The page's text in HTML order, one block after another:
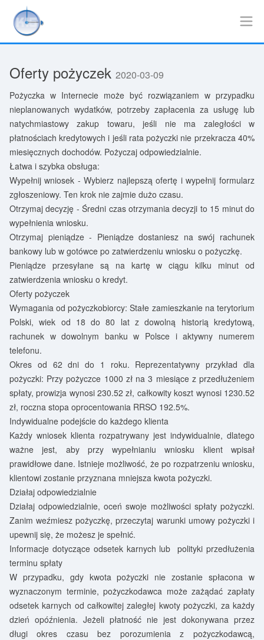
Oferty pożyczek 2020-03-09
Pożyczka w Internecie może być rozwiązaniem w przypadku
nieplanowanych wydatków, potrzeby zapłacenia za usługę lub
natychmiastowy zakup towaru, jeśli nie ma zaległości w
płatnościach kredytowych i jeśli rata pożyczki nie przekracza 40%
miesięcznych dochodów. Pożyczaj odpowiedzialnie.
Łatwa i szybka obsługa:
Wypełnij wniosek - Wybierz najlepszą ofertę i wypełnij formularz
zgłoszeniowy. Ten krok nie zajmie dużo czasu.
Otrzymaj decyzję - Średni czas otrzymania decyzji to 15 minut do
wypełnienia wniosku.
Otrzymaj pieniądze - Pieniądze dostaniesz na swój rachunek
bankowy lub w gotówce po zatwierdzeniu wniosku o pożyczkę.
Pieniądze przesyłane są na kartę w ciągu kilku minut od
zatwierdzenia wniosku o kredyt.
Oferty pożyczek
Wymagania od pożyczkobiorcy: Stałe zamieszkanie na terytorium
Polski, wiek od 18 do 80 lat z dowolną historią kredytową,
rachunek w dowolnym banku w Polsce i aktywny numerem
telefonu.
Okres od 62 dni do 1 roku. Reprezentatywny przykład dla
pożyczki: Przy pożyczce 1000 zł na 3 miesiące z przedłużeniem
spłaty, prowizja wynosi 230.52 zł, całkowity koszt wynosi 1230.52
zł, roczna stopa oprocentowania RRSO 192.5%.
Indywidualne podejście do każdego klienta
Każdy wniosek klienta rozpatrywany jest indywidualnie, dlatego
ważne jest, aby przy wypełnianiu wniosku klient wpisał
prawidłowe dane. Istnieje możliwość, że po rozpatrzeniu wniosku,
klientowi zostanie przyznana mniejsza kwota pożyczki.
Działaj odpowiedzialnie
Działaj odpowiedzialnie, oceń swoje możliwości spłaty pożyczki.
Zanim weźmiesz pożyczkę, przeczytaj warunki umowy pożyczki i
upewnij się, że możesz je spełnić.
Informacje dotyczące odsetek karnych lub polityki przedłużenia
terminu spłaty
W przypadku, gdy kwota pożyczki nie zostanie spłacona w
wyznaczonym terminie, pożyczkodawca może zażądać zapłaty
odsetek karnych od całkowitej zaległej kwoty pożyczki, za każdy
dzień opóźnienia. Jeżeli płatność nie jest dokonywana przez
długi okres czasu bez porozumienia z pożyczkodawcą,